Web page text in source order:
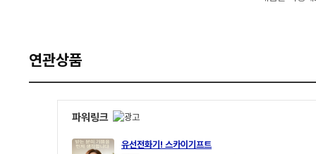
연관상품
파워링크
유선전화기! 스카이기프트